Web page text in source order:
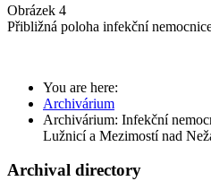
Obrázek 4
Přibližná poloha infekční
You are here:
Archivárium
Archivárium: Infekční
Lužnicí a Mezimostí nad
Archival directory